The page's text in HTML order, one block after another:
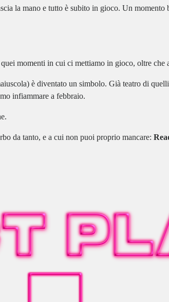
la mano e tutto è subito in gioco. Un
momenti in cui ci mettiamo in gioco, oltre che
è diventato un simbolo. Già teatro di
infiammare a febbraio.
da tanto, e a cui non puoi proprio mancare: